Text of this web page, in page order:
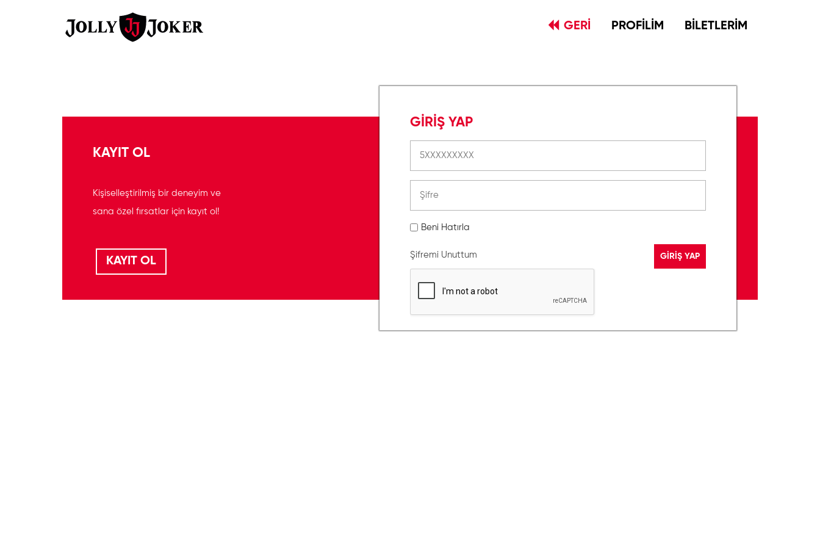
GERİ PROFİLİM BİLETLERİM
GİRİŞ YAP
Beni Hatırla
Şifremi Unuttum
KAYIT OL
Kişiselleştirilmiş bir deneyim ve
sana özel fırsatlar için kayıt ol!
KAYIT OL